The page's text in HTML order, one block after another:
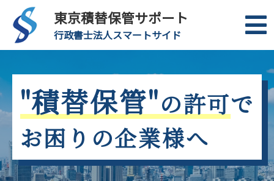
東京積替保管サポート
行政書士法人スマートサイド
"積替保管"の許可で
お困りの企業様へ